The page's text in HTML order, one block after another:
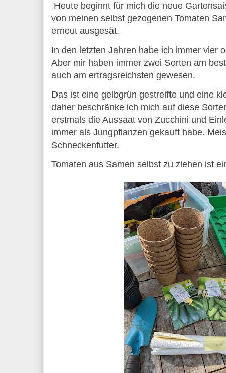
Heute beginnt für mich die neue
von meinen selbst gezogenen Tomaten
erneut ausgesät.
In den letzten Jahren habe ich immer vier
Aber mir haben immer zwei Sorten am
auch am ertragsreichsten gewesen.
Das ist eine gelbgrün gestreifte und eine
daher beschränke ich mich auf diese
erstmals die Aussaat von Zucchini und
immer als Jungpflanzen gekauft habe.
Schneckenfutter.
Tomaten aus Samen selbst zu ziehen ist